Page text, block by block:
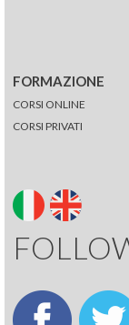
FORMAZIONE
CORSI ONLINE
CORSI PRIVATI